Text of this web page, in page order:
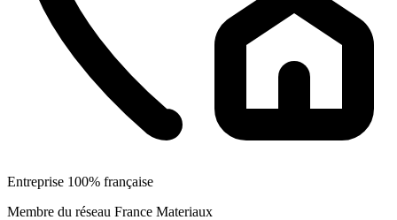
Entreprise 100% française
Membre du réseau France Materiaux